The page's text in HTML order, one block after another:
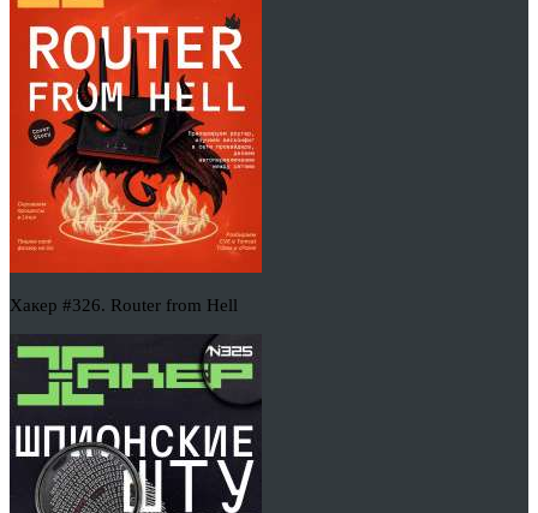
Хакер #326. Router from Hell